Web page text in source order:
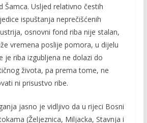
Šamca. Usljed relativno čestih
ispuštanja neprečišćenih
osnovni fond riba nije stalan,
vremena poslije pomora, u dijelu
je riba izgubljena ne dolazi do
života, pa prema tome, ne
ni prisustvo ribe.
jasno je vidljivo da u rijeci Bosni
(Željeznica, Miljacka, Stavnja i